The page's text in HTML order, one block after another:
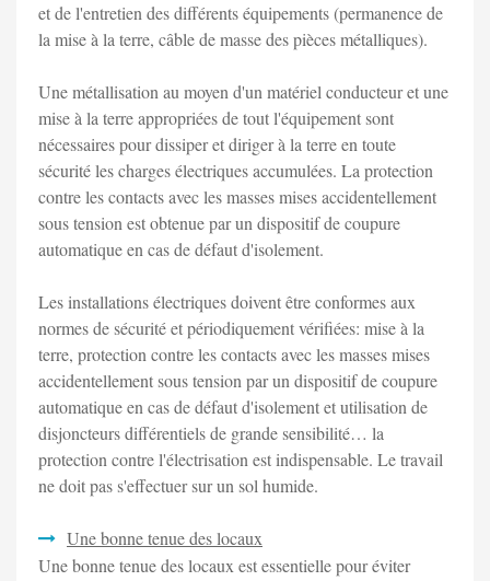
et de l'entretien des différents équipements (permanence de
la mise à la terre, câble de masse des pièces métalliques).
Une métallisation au moyen d'un matériel conducteur et une
mise à la terre appropriées de tout l'équipement sont
nécessaires pour dissiper et diriger à la terre en toute
sécurité les charges électriques accumulées. La protection
contre les contacts avec les masses mises accidentellement
sous tension est obtenue par un dispositif de coupure
automatique en cas de défaut d'isolement.
Les installations électriques doivent être conformes aux
normes de sécurité et périodiquement vérifiées: mise à la
terre, protection contre les contacts avec les masses mises
accidentellement sous tension par un dispositif de coupure
automatique en cas de défaut d'isolement et utilisation de
disjoncteurs différentiels de grande sensibilité… la
protection contre l'électrisation est indispensable. Le travail
ne doit pas s'effectuer sur un sol humide.
Une bonne tenue des locaux
Une bonne tenue des locaux est essentielle pour éviter